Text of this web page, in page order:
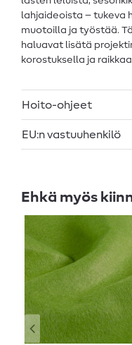
lahjaideoista – tukeva
muotoilla ja työstää.
haluavat lisätä
korostuksella ja
Hoito-ohjeet
EU:n vastuuhenkilö
Ehkä myös